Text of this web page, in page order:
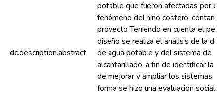
dc.description.abstract
potable que fueron afectadas por el
fenómeno del niño costero,
proyecto Teniendo en cuenta el
diseño se realiza el análisis de la
de agua potable y del sistema de
alcantarillado, a fin de identificar la
de mejorar y ampliar los sistemas.
forma se hizo una evaluación social,